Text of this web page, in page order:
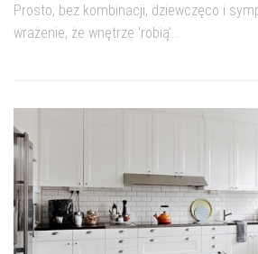
Prosto, bez kombinacji, dziewczęco i
wrażenie, że wnętrze 'robią’...